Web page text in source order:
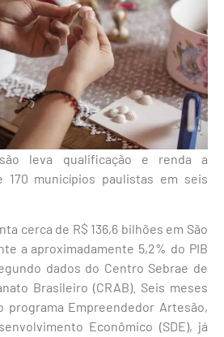
leva qualificação e renda a
170 municípios paulistas em seis
cerca de R$ 136,6 bilhões em São
a aproximadamente 5,2% do PIB
dados do Centro Sebrae de
Brasileiro (CRAB). Seis meses
programa Empreendedor Artesão,
Econômico (SDE), já